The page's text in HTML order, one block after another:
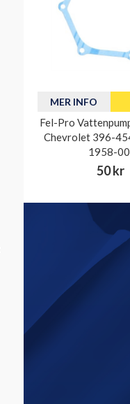
MER INFO
Fel-Pro
Chevrolet 396-
1958-
50 kr